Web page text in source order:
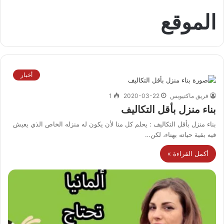
الموقع
أخبار
فريق ماكتيوبس 2020-03-22
1
بناء منزل بأقل التكاليف
بناء منزل بأقل التكاليف : يحلم كل منا لأن يكون له منزله الخاص الذي يعيش
فيه بقية حياته بهناء، لكن…
أكمل القراءة »